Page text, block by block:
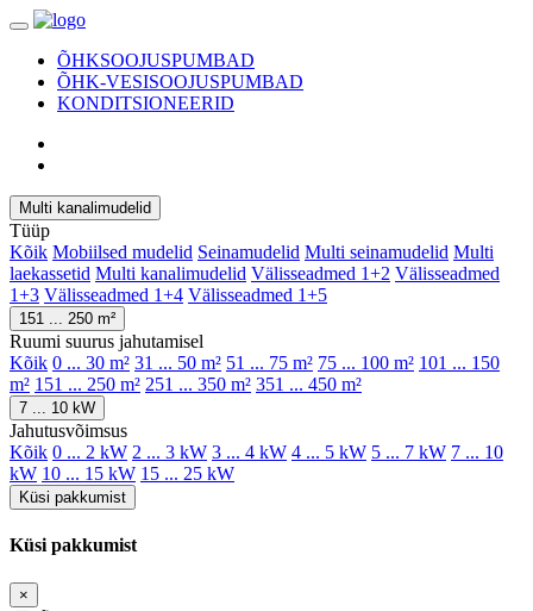
ÕHKSOOJUSPUMBAD
ÕHK-VESISOOJUSPUMBAD
KONDITSIONEERID
Multi kanalimudelid
Tüüp
Kõik Mobiilsed mudelid Seinamudelid Multi seinamudelid Multi
laekassetid Multi kanalimudelid Välisseadmed 1+2 Välisseadmed
1+3 Välisseadmed 1+4 Välisseadmed 1+5
151 ... 250 m²
Ruumi suurus jahutamisel
Kõik 0 ... 30 m² 31 ... 50 m² 51 ... 75 m² 75 ... 100 m² 101 ... 150
m² 151 ... 250 m² 251 ... 350 m² 351 ... 450 m²
7 ... 10 kW
Jahutusvõimsus
Kõik 0 ... 2 kW 2 ... 3 kW 3 ... 4 kW 4 ... 5 kW 5 ... 7 kW 7 ... 10
kW 10 ... 15 kW 15 ... 25 kW
Küsi pakkumist
Küsi pakkumist
×